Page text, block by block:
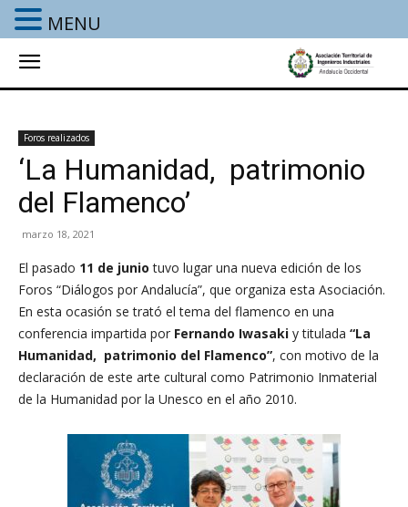
Foros realizados
‘La Humanidad, patrimonio
del Flamenco’
marzo 18, 2021
El pasado 11 de junio tuvo lugar una nueva edición de los
Foros “Diálogos por Andalucía”, que organiza esta Asociación.
En esta ocasión se trató el tema del flamenco en una
conferencia impartida por Fernando Iwasaki y titulada “La
Humanidad, patrimonio del Flamenco”, con motivo de la
declaración de este arte cultural como Patrimonio Inmaterial
de la Humanidad por la Unesco en el año 2010.
MENU